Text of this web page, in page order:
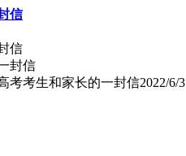
信
信
考考生和家长的一封信2022/6/3